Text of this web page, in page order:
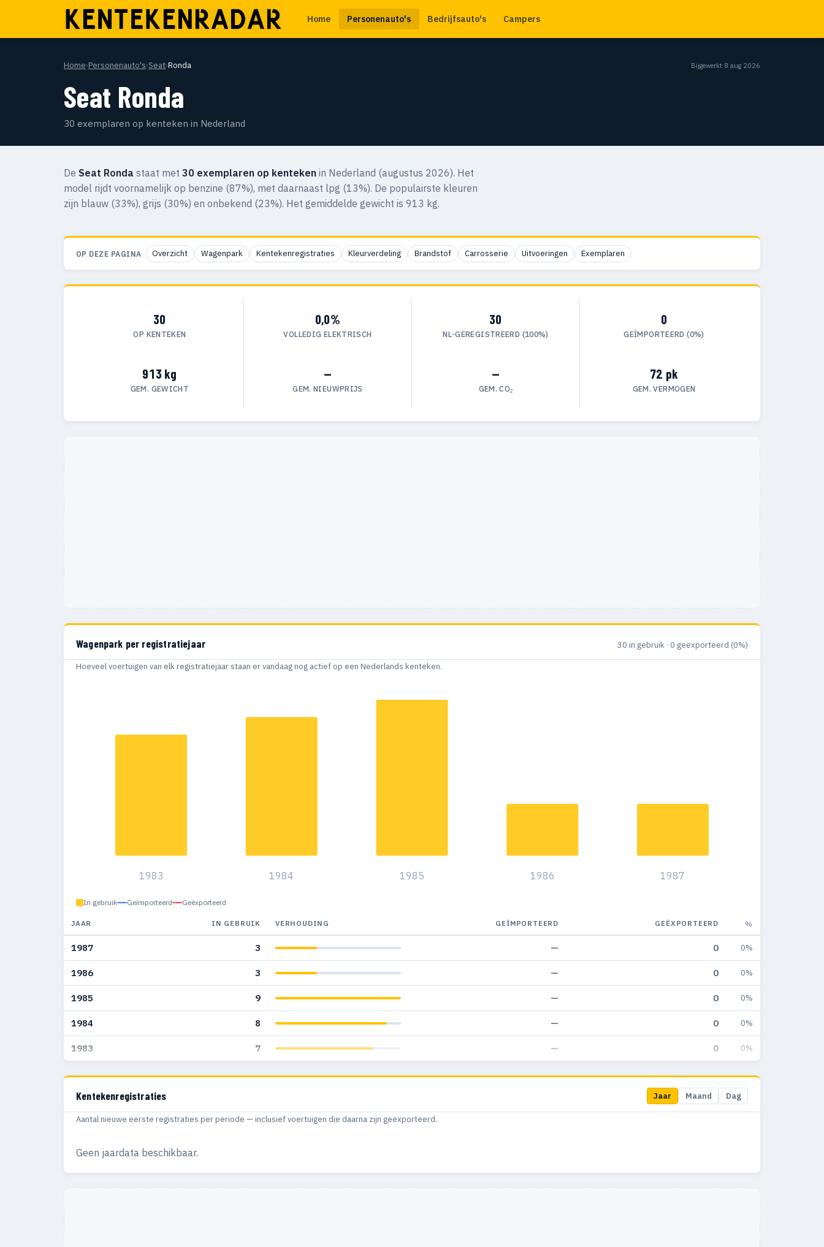
Home Personenauto's Bedrijfsauto's Campers
Home›Personenauto's›Seat›Ronda Bijgewerkt 8 aug 2026
Seat Ronda
30 exemplaren op kenteken in Nederland
De Seat Ronda staat met 30 exemplaren op kenteken in Nederland (augustus 2026). Het
model rijdt voornamelijk op benzine (87%), met daarnaast lpg (13%). De populairste kleuren
zijn blauw (33%), grijs (30%) en onbekend (23%). Het gemiddelde gewicht is 913 kg.
OP DEZE PAGINA Overzicht Wagenpark Kentekenregistraties Kleurverdeling Brandstof Carrosserie Uitvoeringen Exemplaren
30
OP KENTEKEN
0,0%
VOLLEDIG ELEKTRISCH
30
NL-GEREGISTREERD (100%)
0
GEÏMPORTEERD (0%)
913 kg
GEM. GEWICHT
—
GEM. NIEUWPRIJS
—
GEM. CO₂
72 pk
GEM. VERMOGEN
Wagenpark per registratiejaar 30 in gebruik · 0 geëxporteerd (0%)
Hoeveel voertuigen van elk registratiejaar staan er vandaag nog actief op een Nederlands kenteken.
1983 1984 1985 1986 1987
In gebruik Geïmporteerd Geëxporteerd
JAAR IN GEBRUIK VERHOUDING GEÏMPORTEERD GEËXPORTEERD %
1987 3 — 0 0%
1986 3 — 0 0%
1985 9 — 0 0%
1984 8 — 0 0%
1983 7 — 0 0%
Kentekenregistraties Jaar Maand Dag
Aantal nieuwe eerste registraties per periode — inclusief voertuigen die daarna zijn geëxporteerd.
Geen jaardata beschikbaar.